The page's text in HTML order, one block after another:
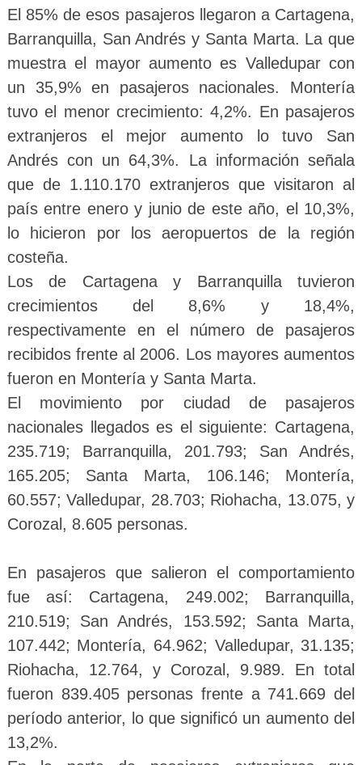
El 85% de esos pasajeros llegaron a Cartagena,
Barranquilla, San Andrés y Santa Marta. La que
muestra el mayor aumento es Valledupar con
un 35,9% en pasajeros nacionales. Montería
tuvo el menor crecimiento: 4,2%. En pasajeros
extranjeros el mejor aumento lo tuvo San
Andrés con un 64,3%. La información señala
que de 1.110.170 extranjeros que visitaron al
país entre enero y junio de este año, el 10,3%,
lo hicieron por los aeropuertos de la región
costeña.
Los de Cartagena y Barranquilla tuvieron
crecimientos del 8,6% y 18,4%,
respectivamente en el número de pasajeros
recibidos frente al 2006. Los mayores aumentos
fueron en Montería y Santa Marta.
El movimiento por ciudad de pasajeros
nacionales llegados es el siguiente: Cartagena,
235.719; Barranquilla, 201.793; San Andrés,
165.205; Santa Marta, 106.146; Montería,
60.557; Valledupar, 28.703; Riohacha, 13.075, y
Corozal, 8.605 personas.
En pasajeros que salieron el comportamiento
fue así: Cartagena, 249.002; Barranquilla,
210.519; San Andrés, 153.592; Santa Marta,
107.442; Montería, 64.962; Valledupar, 31.135;
Riohacha, 12.764, y Corozal, 9.989. En total
fueron 839.405 personas frente a 741.669 del
período anterior, lo que significó un aumento del
13,2%.